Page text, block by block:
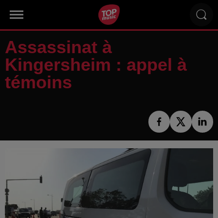
Assassinat à
Kingersheim : appel à
témoins